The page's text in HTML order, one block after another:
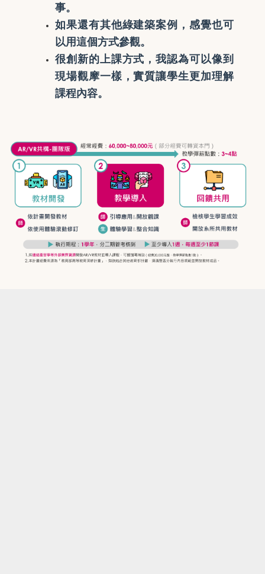
事。
如果還有其他綠建築案例，感覺也可
以用這個方式參觀。
很創新的上課方式，我認為可以像到
現場觀摩一樣，實質讓學生更加理解
課程內容。